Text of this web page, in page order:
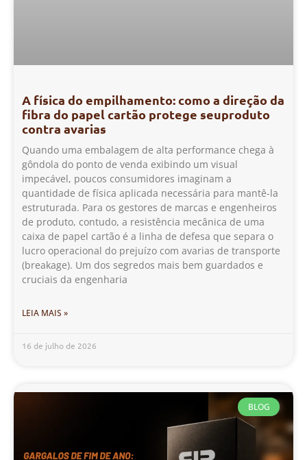
A física do empilhamento: como a direção da
fibra do papel cartão protege seuproduto
contra avarias
Quando uma embalagem de alta performance chega à
gôndola do ponto de venda exibindo um visual
impecável, poucos consumidores imaginam a
quantidade de física aplicada necessária para mantê-la
estruturada. Para os gestores de marcas e engenheiros
de produto, contudo, a resistência mecânica de uma
caixa de papel cartão é a linha de defesa que separa o
lucro operacional do prejuízo com avarias de transporte
(breakage). Um dos segredos mais bem guardados e
cruciais da engenharia
LEIA MAIS »
16 de julho de 2026
BLOG